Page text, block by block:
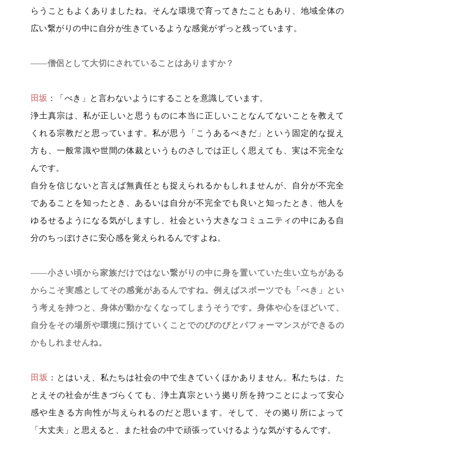
らうこともよくありましたね。そんな環境で育ってきたこともあり、地域全体の
広い繋がりの中に自分が生きているような感覚がずっと残っています。
――僧侶として大切にされていることはありますか？
田坂 ：「べき」と言わないようにすることを意識しています。
浄土真宗は、私が正しいと思うものに本当に正しいことなんてないことを教えて
くれる宗教だと思っています。私が思う「こうあるべきだ」という固定的な捉え
方も、一般常識や世間の体裁というものさしでは正しく思えても、実は不完全な
んです。
自分を信じないと言えば無責任とも捉えられるかもしれませんが、自分が不完全
であることを知ったとき、あるいは自分が不完全でも良いと知ったとき、他人を
ゆるせるようになる気がしますし、社会という大きなコミュニティの中にある自
分のちっぽけさに安心感を覚えられるんですよね。
――小さい頃から家族だけではない繋がりの中に身を置いていた生い立ちがある
からこそ実感としてその感覚があるんですね。例えばスポーツでも「べき」とい
う考えを持つと、身体が動かなくなってしまうそうです。身体や心をほどいて、
自分をその場所や環境に預けていくことでのびのびとパフォーマンスができるの
かもしれませんね。
田坂 ：とはいえ、私たちは社会の中で生きていくほかありません。私たちは、た
とえその社会が生きづらくても、浄土真宗という拠り所を持つことによって安心
感や生きる方向性が与えられるのだと思います。そして、その拠り所によって
「大丈夫」と思えると、また社会の中で頑張っていけるような気がするんです。